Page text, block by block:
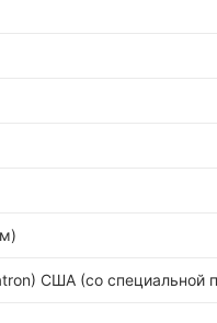
США (cо специальной